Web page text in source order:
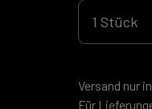
Produkt
Versand nur
Für